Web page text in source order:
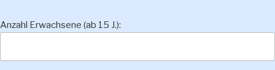
Anzahl Erwachsene (ab 15 J.):